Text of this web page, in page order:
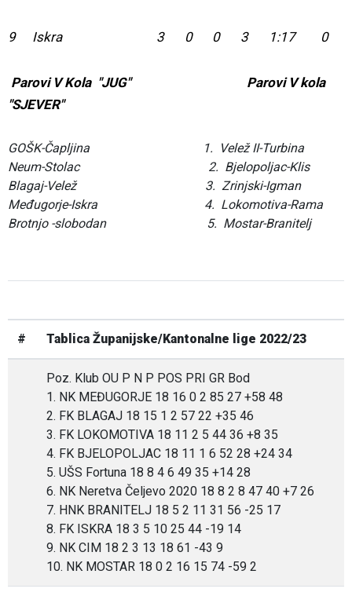
9 Iskra 3 0 0 3 1:17 0
Parovi V Kola "JUG"
Parovi V kola
"SJEVER"
GOŠK-Čapljina 1. Velež II-Turbina
Neum-Stolac 2. Bjelopoljac-Klis
Blagaj-Velež 3. Zrinjski-Igman
Međugorje-Iskra 4. Lokomotiva-Rama
Brotnjo -slobodan 5. Mostar-Branitelj
# Tablica Županijske/Kantonalne lige 2022/23
Poz. Klub OU P N P POS PRI GR Bod
1. NK MEĐUGORJE 18 16 0 2 85 27 +58 48
2. FK BLAGAJ 18 15 1 2 57 22 +35 46
3. FK LOKOMOTIVA 18 11 2 5 44 36 +8 35
4. FK BJELOPOLJAC 18 11 1 6 52 28 +24 34
5. UŠS Fortuna 18 8 4 6 49 35 +14 28
6. NK Neretva Čeljevo 2020 18 8 2 8 47 40 +7 26
7. HNK BRANITELJ 18 5 2 11 31 56 -25 17
8. FK ISKRA 18 3 5 10 25 44 -19 14
9. NK CIM 18 2 3 13 18 61 -43 9
10. NK MOSTAR 18 0 2 16 15 74 -59 2